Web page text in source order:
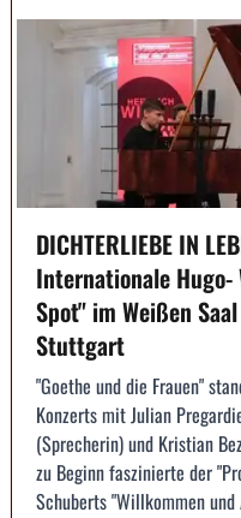
DICHTERLIEBE IN
Internationale Hugo-
Spot" im Weißen
Stuttgart
"Goethe und die Frauen"
Konzerts mit Julian
(Sprecherin) und Kristian
zu Beginn faszinierte der
Schuberts "Willkommen